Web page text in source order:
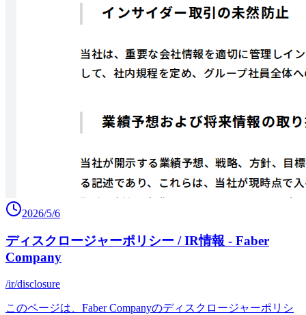
2026/5/6
ディスクロージャーポリシー / IR情報 - Faber
Company
/ir/disclosure
このページは、Faber Companyのディスクロージャーポリシ